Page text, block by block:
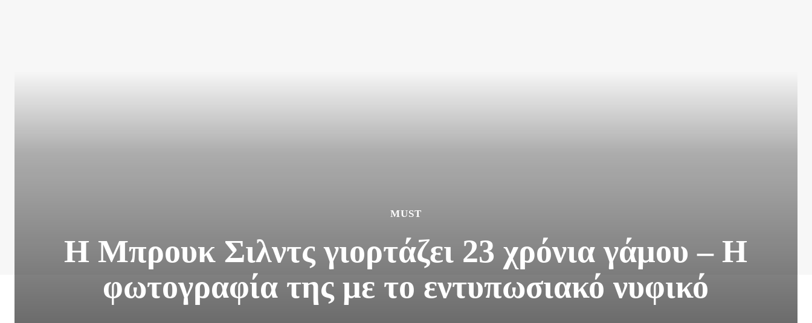
MUST
H Mπρουκ Σιλντς γιορτάζει 23 χρόνια γάμου – Η
φωτογραφία της με το εντυπωσιακό νυφικό